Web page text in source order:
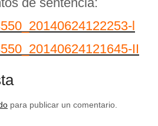
l
II
para publicar un comentario.